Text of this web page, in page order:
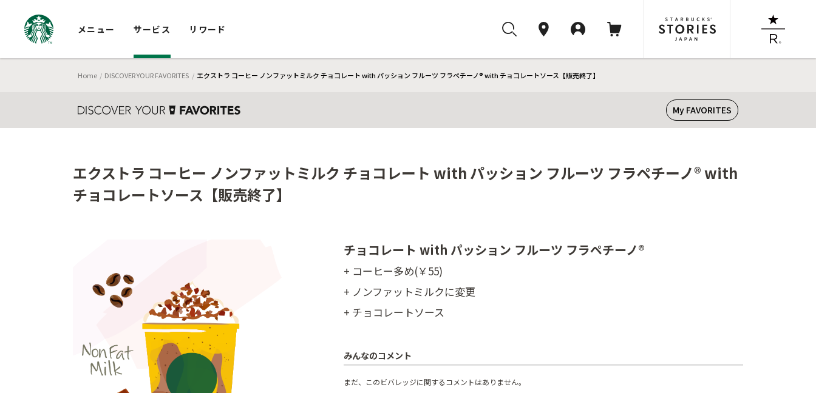
メニュー サービス リワード
Home DISCOVER YOUR FAVORITES エクストラ コーヒー ノンファットミルク チョコレート with パッション フルーツ フラペチーノ® with チョコレートソース【販売終了】
My FAVORITES
エクストラ コーヒー ノンファットミルク チョコレート with パッション フルーツ フラペチーノ® with
チョコレートソース【販売終了】
チョコレート with パッション フルーツ フラペチーノ®
+ コーヒー多め(￥55)
+ ノンファットミルクに変更
+ チョコレートソース
みんなのコメント
まだ、このビバレッジに関するコメントはありません。